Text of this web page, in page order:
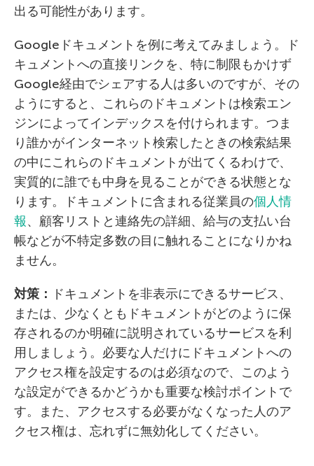
出る可能性があります。
Googleドキュメントを例に考えてみましょう。ド
キュメントへの直接リンクを、特に制限もかけず
Google経由でシェアする人は多いのですが、その
ようにすると、これらのドキュメントは検索エン
ジンによってインデックスを付けられます。つま
り誰かがインターネット検索したときの検索結果
の中にこれらのドキュメントが出てくるわけで、
実質的に誰でも中身を見ることができる状態とな
ります。ドキュメントに含まれる従業員の個人情
報、顧客リストと連絡先の詳細、給与の支払い台
帳などが不特定多数の目に触れることになりかね
ません。
対策： ドキュメントを非表示にできるサービス、
または、少なくともドキュメントがどのように保
存されるのか明確に説明されているサービスを利
用しましょう。必要な人だけにドキュメントへの
アクセス権を設定するのは必須なので、このよう
な設定ができるかどうかも重要な検討ポイントで
す。また、アクセスする必要がなくなった人のア
クセス権は、忘れずに無効化してください。